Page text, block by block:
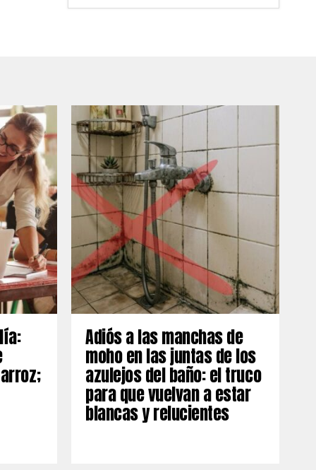
Adiós a las manchas de
moho en las juntas de los
azulejos del baño: el truco
para que vuelvan a estar
blancas y relucientes